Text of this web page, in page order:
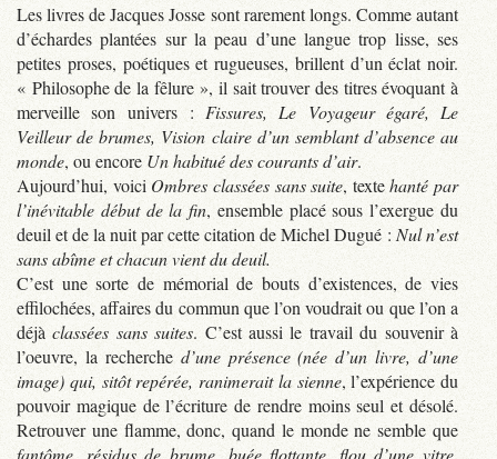
Les livres de Jacques Josse sont rarement longs. Comme autant
d’échardes plantées sur la peau d’une langue trop lisse, ses
petites proses, poétiques et rugueuses, brillent d’un éclat noir.
« Philosophe de la fêlure », il sait trouver des titres évoquant à
merveille son univers : Fissures, Le Voyageur égaré, Le
Veilleur de brumes, Vision claire d’un semblant d’absence au
monde, ou encore Un habitué des courants d’air.
Aujourd’hui, voici Ombres classées sans suite, textehanté par
l’inévitable début de la fin, ensemble placé sous l’exergue du
deuil et de la nuit par cette citation de Michel Dugué : Nul n’est
sans abîme et chacun vient du deuil.
C’est une sorte de mémorial de bouts d’existences, de vies
effilochées, affaires du commun que l’on voudrait ou que l’on a
déjàclassées sans suites. C’est aussi le travail du souvenir à
l’oeuvre, la recherche d’une présence (née d’un livre, d’une
image) qui, sitôt repérée, ranimerait la sienne, l’expérience du
pouvoir magique de l’écriture de rendre moins seul et désolé.
Retrouver une flamme, donc, quand le monde ne semble que
fantôme, résidus de brume, buée flottante, flou d’une vitre,